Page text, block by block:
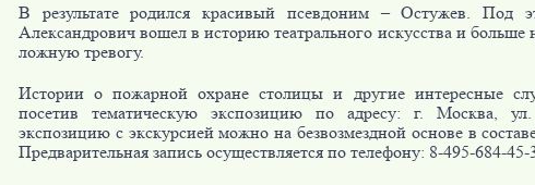
В результате родился красивый псевдоним – Остужев. Под
Александрович вошел в историю театрального искусства и больше
ложную тревогу.
Истории о пожарной охране столицы и другие интересные
посетив тематическую экспозицию по адресу: г. Москва,
экспозицию с экскурсией можно на безвозмездной основе в
Предварительная запись осуществляется по телефону: 8-495-684-45-